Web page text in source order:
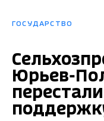
ГОСУДАРСТВО
Юрьев-